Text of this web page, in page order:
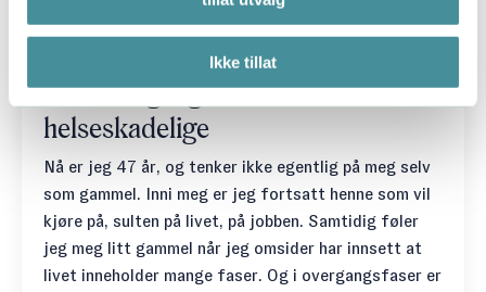
Ikke tillat
overgangsplager er til forveksling like, og de
forsterker hverandre. Hva er hva?
Når overganger i livet blir
helseskadelige
Nå er jeg 47 år, og tenker ikke egentlig på meg selv
som gammel. Inni meg er jeg fortsatt henne som vil
kjøre på, sulten på livet, på jobben. Samtidig føler
jeg meg litt gammel når jeg omsider har innsett at
livet inneholder mange faser. Og i overgangsfaser er